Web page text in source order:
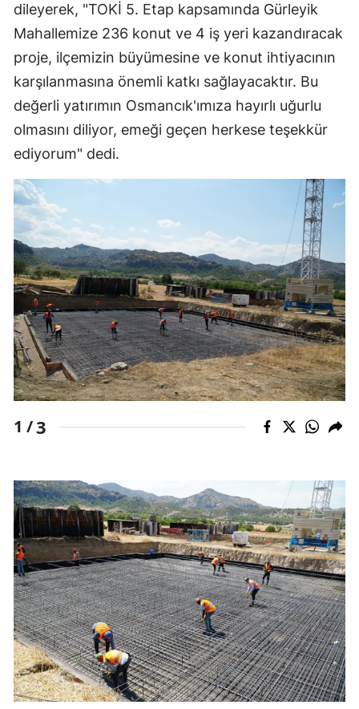
Çorum
Denizli
Diyarbakır
Edirne
Eskişehir
Gaziantep
Giresun
Gümüşhane
Hakkari
Hatay
Isparta
İstanbul
İzmir
Kars
Kastamonu
Kayseri
Kırklareli
Kırşehir
dileyerek, "TOKİ 5. Etap kapsamında Gürleyik
Mahallemize 236 konut ve 4 iş yeri kazandıracak
proje, ilçemizin büyümesine ve konut ihtiyacının
karşılanmasına önemli katkı sağlayacaktır. Bu
değerli yatırımın Osmancık'ımıza hayırlı uğurlu
olmasını diliyor, emeği geçen herkese teşekkür
ediyorum" dedi.
1 /3